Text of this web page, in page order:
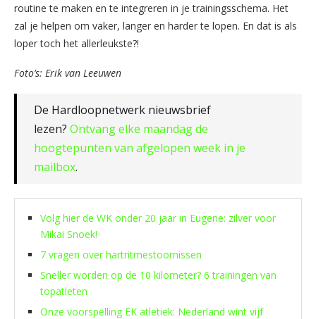
routine te maken en te integreren in je trainingsschema. Het
zal je helpen om vaker, langer en harder te lopen. En dat is als
loper toch het allerleukste?!
Foto’s: Erik van Leeuwen
De Hardloopnetwerk nieuwsbrief
lezen? Ontvang elke maandag de
hoogtepunten van afgelopen week in je
mailbox.
Volg hier de WK onder 20 jaar in Eugene: zilver voor
Mikai Snoek!
7 vragen over hartritmestoornissen
Sneller worden op de 10 kilometer? 6 trainingen van
topatleten
Onze voorspelling EK atletiek: Nederland wint vijf